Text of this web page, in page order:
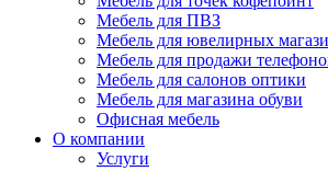
Мебель для ПВЗ
Мебель для ювелирных
Мебель для продажи
Мебель для салонов оптики
Мебель для магазина обуви
Офисная мебель
О компании
Услуги